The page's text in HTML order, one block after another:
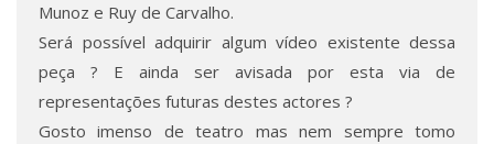
Munoz e Ruy de Carvalho.
Será possível adquirir algum vídeo existente dessa
peça ? E ainda ser avisada por esta via de
representações futuras destes actores ?
Gosto imenso de teatro mas nem sempre tomo